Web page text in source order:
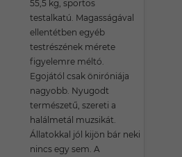
55,5 kg, sportos
testalkatú. Magasságával
ellentétben egyéb
testrészének mérete
figyelemre méltó.
Egojától csak öniróniája
nagyobb. Nyugodt
természetű, szereti a
halálmetál muzsikát.
Állatokkal jól kijön bár neki
nincs egy sem. A